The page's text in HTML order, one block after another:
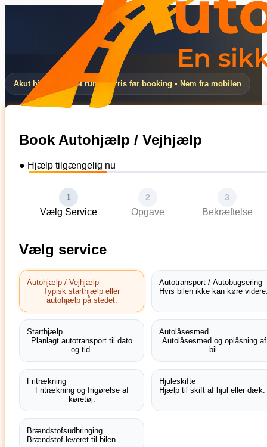
Akut hjælp døgnet rundt • Pris før booking • Nem fra mobilen
Book Autohjælp / Vejhjælp
● Hjælp tilgængelig nu
1
Vælg Service
2
Opgave
3
Bekræftelse
Vælg service
Autohjælp / Vejhjælp
Typisk starthjælp eller
autohjælp på stedet.
Autotransport / Autobugsering
Hvis bilen ikke kan køre
Starthjælp
Planlagt autotransport til dato
og tid.
Autolåsesmed
Autolåsesmed og oplåsning af
bil.
Fritrækning
Fritrækning og frigørelse af
køretøj.
Hjuleskifte
Hjælp til skift af hjul eller dæk.
Brændstofsudbringing
Brændstof leveret til bilen.